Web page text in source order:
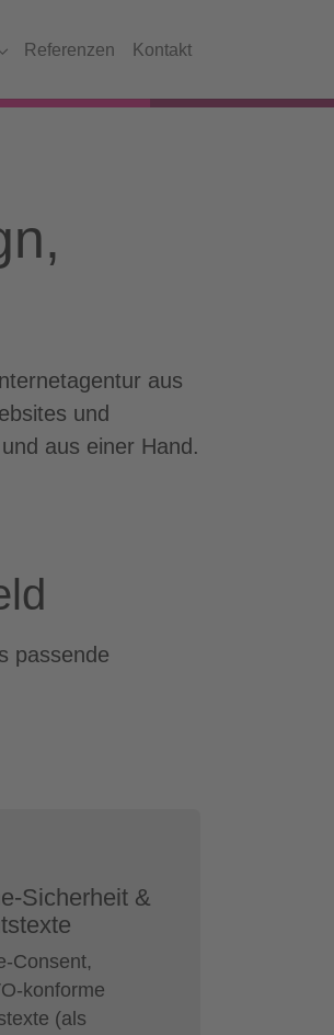
Submenu for "Leistungen"
Referenzen Kontakt
aus
und
aus einer Hand.
passende
Sicherheit &
Consent,
konforme
(als